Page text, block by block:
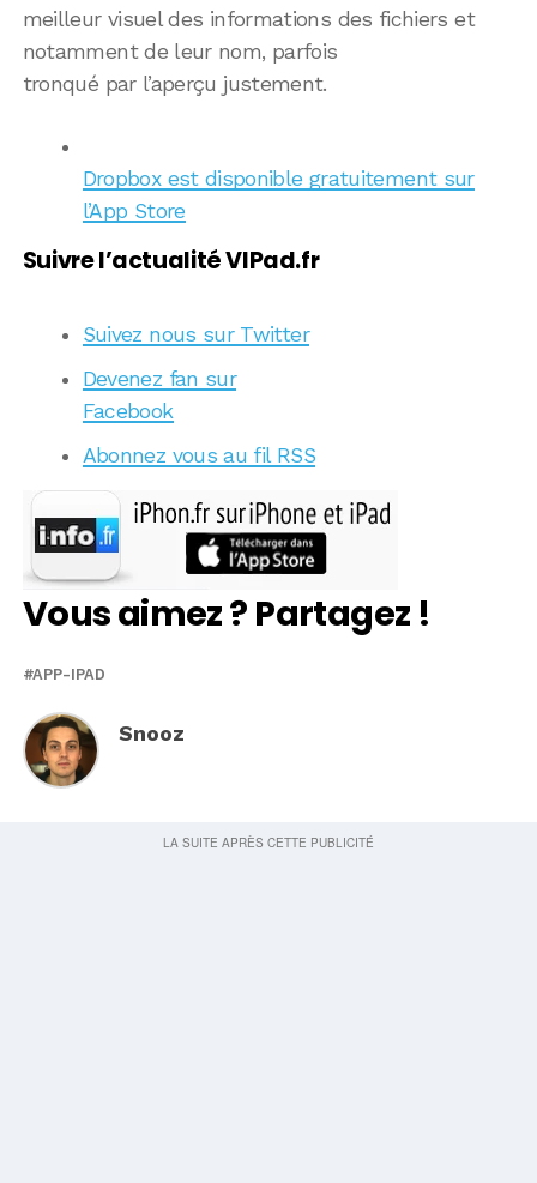
meilleur visuel des informations des fichiers et
notamment de leur nom, parfois
tronqué par l’aperçu justement.
Dropbox est disponible gratuitement sur
l’App Store
Suivre l’actualité VIPad.fr
Suivez nous sur Twitter
Devenez fan sur
Facebook
Abonnez vous au fil RSS
Vous aimez ? Partagez !
APP-IPAD
Snooz